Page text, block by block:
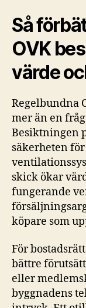
Så
OVK
värde
Regelbundna
mer än en
Besiktningen
säkerheten
skick ökar
fungerande
köpare som
För
bättre
eller
byggnadens